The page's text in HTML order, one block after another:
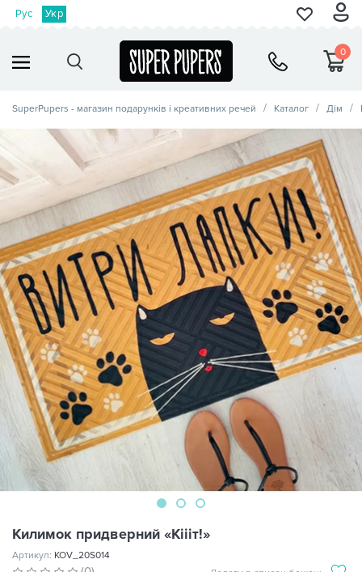
Рус Укр
0
SuperPupers - магазин подарунків і креативних речей Каталог Дім
Килимок придверний «Кіііт!»
Артикул: KOV_20S014